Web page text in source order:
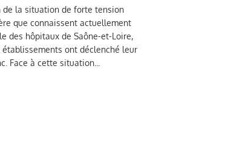
de la situation de forte tension
que connaissent actuellement
des hôpitaux de Saône-et-Loire,
établissements ont déclenché leur
Face à cette situation...